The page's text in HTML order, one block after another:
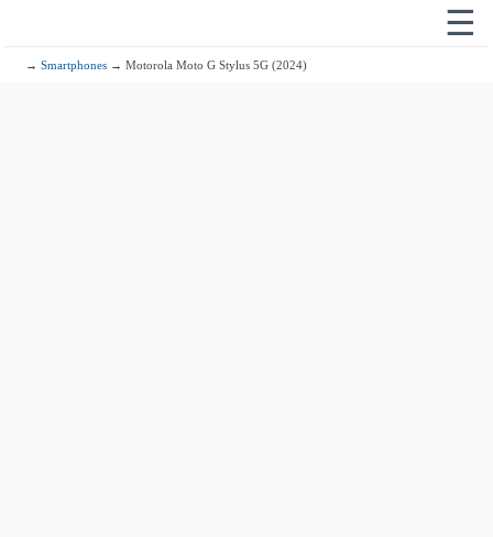
☰
→Smartphones → Motorola Moto G Stylus 5G (2024)